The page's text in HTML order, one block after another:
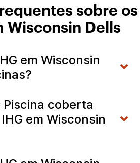
sobre os
Wisconsin Dells
em Wisconsin
Piscina coberta
em Wisconsin